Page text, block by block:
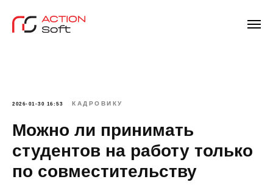
2026-01-30 16:53 КАДРОВИКУ
Можно ли принимать
студентов на работу только
по совместительству